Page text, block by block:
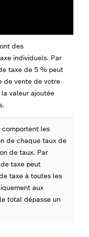
des
individuels. Par
taxe de 5 % peut
de vente de votre
valeur ajoutée
comportent les
de chaque taux de
de taux. Par
taxe peut
taxe à toutes les
aux
total dépasse un